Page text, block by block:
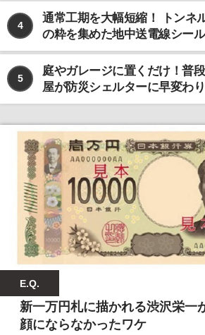
4
通常工期を大幅短縮！ トンネ
の粋を集めた地中送電線シー
5
庭やガレージに置くだけ！普
屋が防災シェルターに早変わり
E.Q.
新一万円札に描かれる渋沢栄一
顔にならなかったワケ